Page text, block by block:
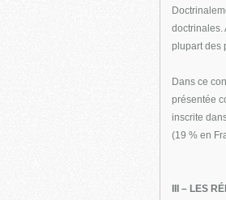
doctrinales.
plupart des
Dans ce
présentée
inscrite
(19 % en
III – LES